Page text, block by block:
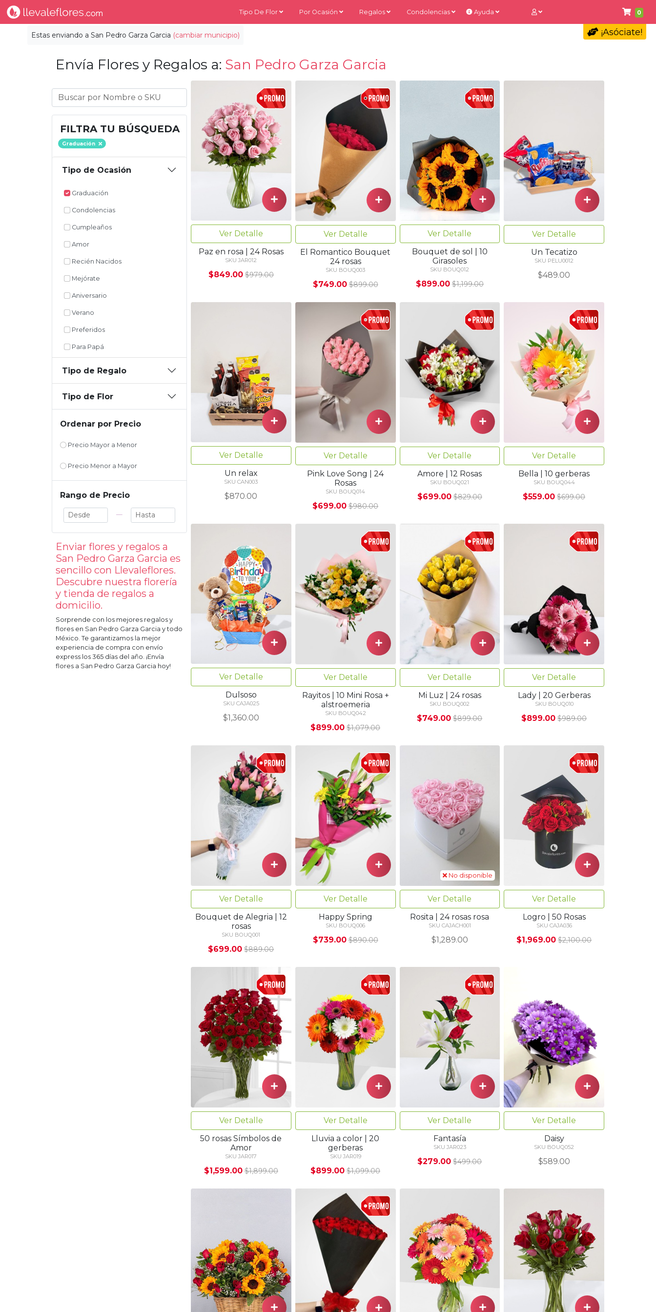
0
Estas enviando a San Pedro Garza Garcia (cambiar municipio)
Tipo De Flor Por Ocasión Regalos Condolencias Ayuda
¡Asóciate!
Envía Flores y Regalos a: San Pedro Garza Garcia
FILTRA TU BÚSQUEDA
Graduación
Tipo de Ocasión
Graduación
Condolencias
Cumpleaños
Amor
Recién Nacidos
Mejórate
Aniversario
Verano
Preferidos
Para Papá
Tipo de Regalo
Tipo de Flor
Ordenar por Precio
Precio Mayor a Menor
Precio Menor a Mayor
Rango de Precio
—
Enviar flores y regalos a
San Pedro Garza Garcia es
sencillo con Llevaleflores.
Descubre nuestra florería
y tienda de regalos a
domicilio.
Sorprende con los mejores regalos y
flores en San Pedro Garza Garcia y todo
México. Te garantizamos la mejor
experiencia de compra con envío
express los 365 días del año. ¡Envía
flores a San Pedro Garza Garcia hoy!
Ver Detalle
Paz en rosa | 24 Rosas
SKU JAR012
$849.00 $979.00
Ver Detalle
El Romantico Bouquet
24 rosas
SKU BOUQ003
$749.00 $899.00
Ver Detalle
Bouquet de sol | 10
Girasoles
SKU BOUQ012
$899.00 $1,199.00
Ver Detalle
Un Tecatizo
SKU PELU0012
$489.00
Ver Detalle
Un relax
SKU CAN003
$870.00
Ver Detalle
Pink Love Song | 24
Rosas
SKU BOUQ014
$699.00 $980.00
Ver Detalle
Amore | 12 Rosas
SKU BOUQ021
$699.00 $829.00
Ver Detalle
Bella | 10 gerberas
SKU BOUQ044
$559.00 $699.00
Ver Detalle
Dulsoso
SKU CAJA025
$1,360.00
Ver Detalle
Rayitos | 10 Mini Rosa +
alstroemeria
SKU BOUQ042
$899.00 $1,079.00
Ver Detalle
Mi Luz | 24 rosas
SKU BOUQ002
$749.00 $899.00
Ver Detalle
Lady | 20 Gerberas
SKU BOUQ010
$899.00 $989.00
Ver Detalle
Bouquet de Alegria | 12
rosas
SKU BOUQ001
$699.00 $889.00
Ver Detalle
Happy Spring
SKU BOUQ006
$739.00 $890.00
No disponible
Ver Detalle
Rosita | 24 rosas rosa
SKU CAJACH001
$1,289.00
Ver Detalle
Logro | 50 Rosas
SKU CAJA036
$1,969.00 $2,100.00
Ver Detalle
50 rosas Símbolos de
Amor
SKU JAR017
$1,599.00 $1,899.00
Ver Detalle
Lluvia a color | 20
gerberas
SKU JAR019
$899.00 $1,099.00
Ver Detalle
Fantasía
SKU JAR023
$279.00 $499.00
Ver Detalle
Daisy
SKU BOUQ052
$589.00